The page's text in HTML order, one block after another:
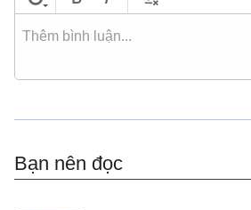
Bạn nên đọc